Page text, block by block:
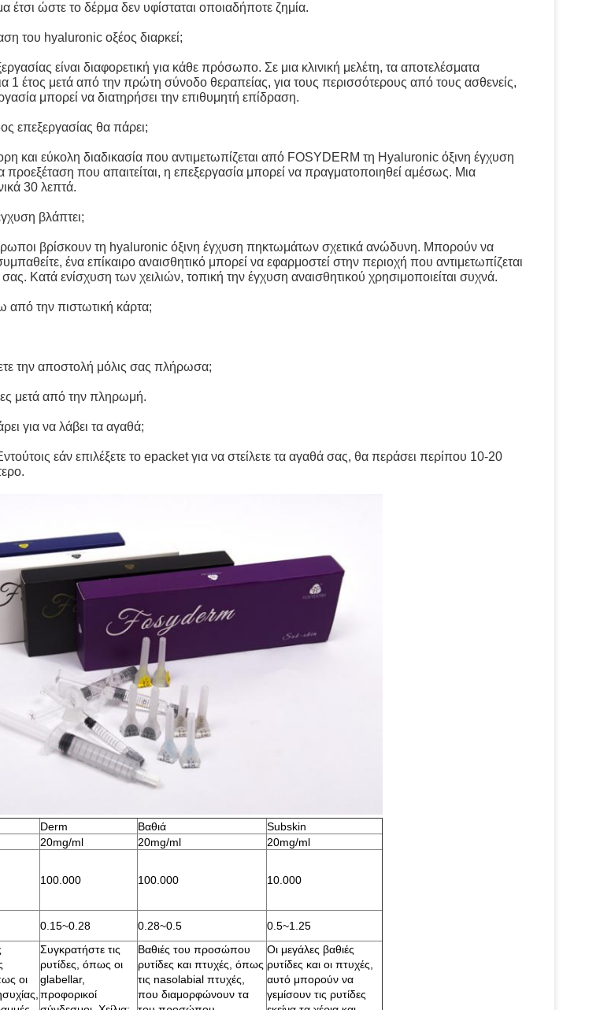
έτσι ώστε το δέρμα δεν υφίσταται οποιαδήποτε ζημία.
του hyaluronic οξέος διαρκεί;
είναι διαφορετική για κάθε πρόσωπο. Σε μια κλινική μελέτη, τα αποτελέσματα
1 έτος μετά από την πρώτη σύνοδο θεραπείας, για τους περισσότερους από τους ασθενείς,
μπορεί να διατηρήσει την επιθυμητή επίδραση.
επεξεργασίας θα πάρει;
και εύκολη διαδικασία που αντιμετωπίζεται από FOSYDERM τη Hyaluronic όξινη έγχυση
που απαιτείται, η επεξεργασία μπορεί να πραγματοποιηθεί αμέσως. Μια
30 λεπτά.
βλάπτει;
βρίσκουν τη hyaluronic όξινη έγχυση πηκτωμάτων σχετικά ανώδυνη. Μπορούν να
ένα επίκαιρο αναισθητικό μπορεί να εφαρμοστεί στην περιοχή που αντιμετωπίζεται
Κατά ενίσχυση των χειλιών, τοπική την έγχυση αναισθητικού χρησιμοποιείται συχνά.
την πιστωτική κάρτα;
την αποστολή μόλις σας πλήρωσα;
μετά από την πληρωμή.
για να λάβει τα αγαθά;
εάν επιλέξετε το epacket για να στείλετε τα αγαθά σας, θα περάσει περίπου 10-20
Derm Βαθιά
Subskin
20mg/ml 20mg/ml
20mg/ml
100.000 100.000 10.000
0.15~0.28 0.28~0.5 0.5~1.25
οι
Συγκρατήστε τις
ρυτίδες, όπως οι
glabellar,
προφορικοί
Βαθιές του προσώπου
ρυτίδες και πτυχές, όπως
τις nasolabial πτυχές,
που διαμορφώνουν τα
Οι μεγάλες βαθιές
ρυτίδες και οι πτυχές,
αυτό μπορούν να
γεμίσουν τις ρυτίδες